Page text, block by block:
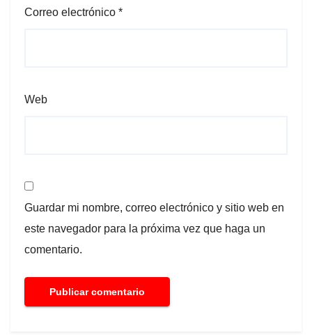
Correo electrónico *
Web
Guardar mi nombre, correo electrónico y sitio web en
este navegador para la próxima vez que haga un
comentario.